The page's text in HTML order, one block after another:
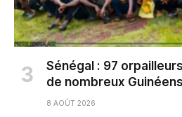
Sénégal : 97
de nombreux
8 AOÛT 2026